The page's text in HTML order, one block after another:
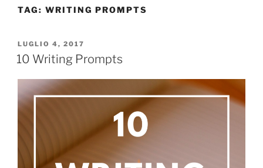
TAG: WRITING PROMPTS
PUBBLICATO
IL
LUGLIO 4, 2017
10 Writing Prompts